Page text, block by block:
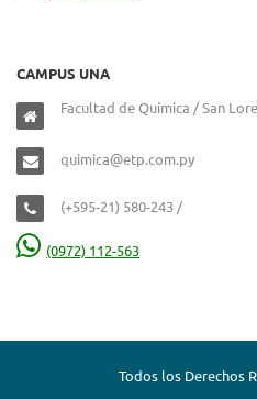
CAMPUS UNA
Facultad de Química / San
quimica@etp.com.py
(+595-21) 580-243 /
(0972) 112-563
Todos los Derechos